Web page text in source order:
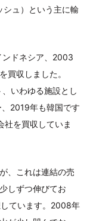
シュ）という主に輸
ンドネシア、2003
買収しました。
いわゆる施設とし
2019年も韓国です
社を買収していま
、これは連結の売
しずつ伸びてお
ています。2008年